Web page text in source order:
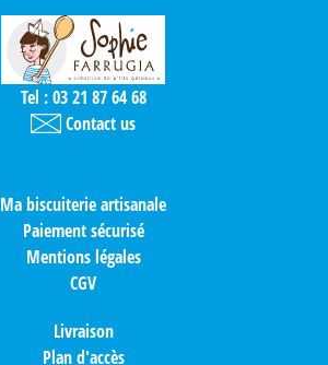
Tel : 03 21 87 64 68
Contact us
Ma biscuiterie artisanale
Paiement sécurisé
Mentions légales
CGV
Livraison
Plan d'accès